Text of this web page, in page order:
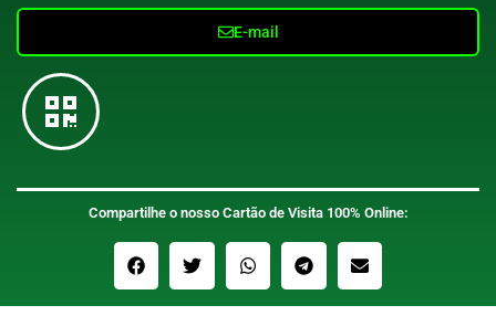
E-mail
Compartilhe o nosso Cartão de Visita 100% Online: